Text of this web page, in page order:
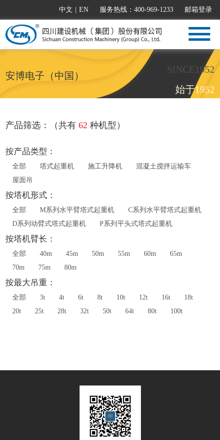
中文 EN 服务热线：400-969-1233 邮箱登录
安博电子（中国）
SINCE1952
始于1952
产品筛选：（共有62 种机型）
按产品类型：
全部 塔式起重机 施工升降机
混凝土搅拌运输车
屋面吊
按塔机形式：
全部 M系列水平臂塔式起重机
C系列水平臂塔式起重机
D系列动臂式塔式起重机
P系列平头式塔式起重机
按塔机臂长：
全部 40m 45m 50m 55m 60m
65m
70m
75m 80m
按最大吊重：
全部 3t 4t 6t 8t 10t 12t 16t
18t
20t
25t 28t 32t 50t 64t 80t 100t